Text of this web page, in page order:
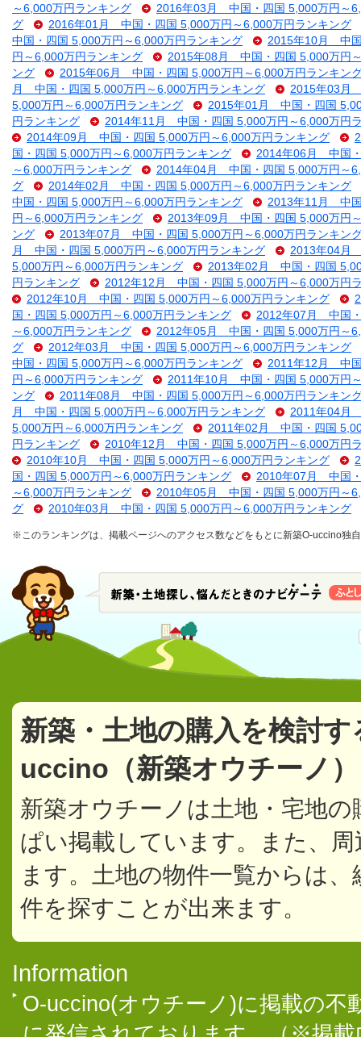
～6,000万円ランキング
2016年03月 中国・四国 5,000万円～
グ
2016年01月 中国・四国 5,000万円～6,000万円ランキング
中国・四国 5,000万円～6,000万円ランキング
2015年10月 中国
円～6,000万円ランキング
2015年08月 中国・四国 5,000万円
ング
2015年06月 中国・四国 5,000万円～6,000万円ランキン
月 中国・四国 5,000万円～6,000万円ランキング
2015年03月
5,000万円～6,000万円ランキング
2015年01月 中国・四国
円ランキング
2014年11月 中国・四国 5,000万円～6,000万円
2014年09月 中国・四国 5,000万円～6,000万円ランキング
国・四国 5,000万円～6,000万円ランキング
2014年06月 中国
～6,000万円ランキング
2014年04月 中国・四国 5,000万円～
グ
2014年02月 中国・四国 5,000万円～6,000万円ランキング
中国・四国 5,000万円～6,000万円ランキング
2013年11月 中国
円～6,000万円ランキング
2013年09月 中国・四国 5,000万円
ング
2013年07月 中国・四国 5,000万円～6,000万円ランキン
月 中国・四国 5,000万円～6,000万円ランキング
2013年04月
5,000万円～6,000万円ランキング
2013年02月 中国・四国
円ランキング
2012年12月 中国・四国 5,000万円～6,000万円
2012年10月 中国・四国 5,000万円～6,000万円ランキング
国・四国 5,000万円～6,000万円ランキング
2012年07月 中国
～6,000万円ランキング
2012年05月 中国・四国 5,000万円～
グ
2012年03月 中国・四国 5,000万円～6,000万円ランキング
中国・四国 5,000万円～6,000万円ランキング
2011年12月 中国
円～6,000万円ランキング
2011年10月 中国・四国 5,000万円
ング
2011年08月 中国・四国 5,000万円～6,000万円ランキン
月 中国・四国 5,000万円～6,000万円ランキング
2011年04月
5,000万円～6,000万円ランキング
2011年02月 中国・四国
円ランキング
2010年12月 中国・四国 5,000万円～6,000万円
2010年10月 中国・四国 5,000万円～6,000万円ランキング
国・四国 5,000万円～6,000万円ランキング
2010年07月 中国
～6,000万円ランキング
2010年05月 中国・四国 5,000万円～
グ
2010年03月 中国・四国 5,000万円～6,000万円ランキング
※このランキングは、掲載ページへのアクセス数などをもとに新築O-uccino独
新築・土地の購入を検討
uccino（新築オウチーノ
新築オウチーノは土地・宅地
ぱい掲載しています。また、
ます。土地の物件一覧からは
件を探すことが出来ます。
Information
O-uccino(オウチーノ)に掲載の不